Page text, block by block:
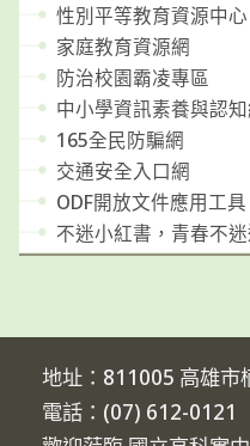
性別平等教育資源中心
家庭教育資源網
防治校園霸凌專區
中小學資訊素養與認
165全民防騙網
交通安全入口網
ODF開放文件應用工具
不迷小紅書，青春不
地址：811005 高雄市
電話：(07) 612-0121